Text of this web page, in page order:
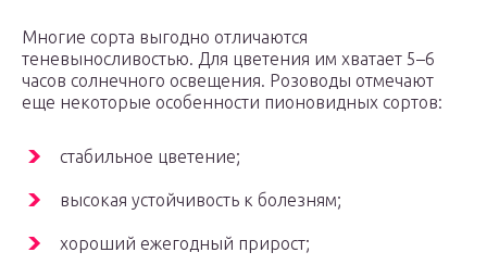
Многие сорта выгодно отличаются
теневыносливостью. Для цветения им хватает 5–6
часов солнечного освещения. Розоводы отмечают
еще некоторые особенности пионовидных сортов:
стабильное цветение;
высокая устойчивость к болезням;
хороший ежегодный прирост;